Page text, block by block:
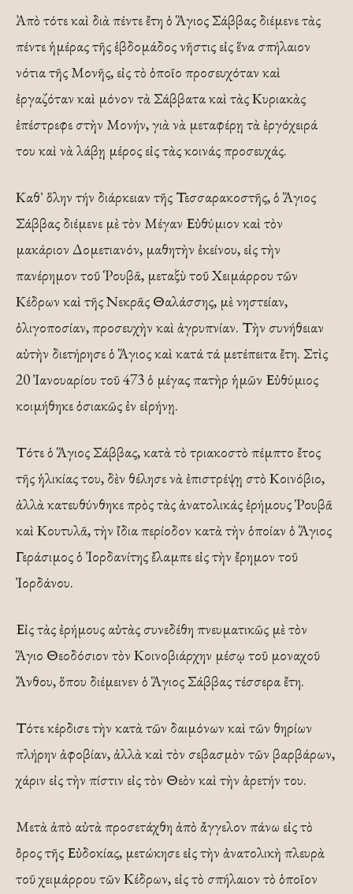
Ἀπὸ τότε καὶ διὰ πέντε ἔτη ὁ Ἅγιος Σάββας διέμενε τὰς
πέντε ἡμέρας τῆς ἑβδομάδος νῆστις εἰς ἕνα σπήλαιον
νότια τῆς Μονῆς, εἰς τὸ ὁποῖο προσευχόταν καὶ
ἐργαζόταν καὶ μόνον τὰ Σάββατα καὶ τὰς Κυριακὰς
ἐπέστρεφε στὴν Μονήν, γιὰ νὰ μεταφέρῃ τὰ ἐργόχειρά
του καὶ νὰ λάβῃ μέρος εἰς τὰς κοινάς προσευχάς.
Καθ᾿ ὅλην τήν διάρκειαν τῆς Τεσσαρακοστῆς, ὁ Ἅγιος
Σάββας διέμενε μὲ τὸν Μέγαν Εὐθύμιον καὶ τὸν
μακάριον Δομετιανόν, μαθητὴν ἐκείνου, εἰς τὴν
πανέρημον τοῦ Ῥουβᾶ, μεταξὺ τοῦ Χειμάρρου τῶν
Κέδρων καὶ τῆς Νεκρᾶς Θαλάσσης, μὲ νηστείαν,
ὀλιγοποσίαν, προσευχὴν καὶ ἀγρυπνίαν. Τὴν συνήθειαν
αὐτὴν διετήρησε ὁ Ἅγιος καὶ κατά τά μετέπειτα ἔτη. Στὶς
20 Ἰανουαρίου τοῦ 473 ὁ μέγας πατὴρ ἡμῶν Εὐθύμιος
κοιμήθηκε ὁσιακῶς ἐν εἰρήνῃ.
Τότε ὁ Ἅγιος Σάββας, κατὰ τὸ τριακοστὸ πέμπτο ἔτος
τῆς ἡλικίας του, δὲν θέλησε νὰ ἐπιστρέψῃ στὸ Κοινόβιο,
ἀλλὰ κατευθύνθηκε πρὸς τὰς ἀνατολικάς ἐρήμους Ῥουβᾶ
καὶ Κουτυλᾶ, τὴν ἴδια περίοδον κατὰ τὴν ὁποίαν ὁ Ἅγιος
Γεράσιμος ὁ Ἰορδανίτης ἔλαμπε εἰς τὴν ἔρημον τοῦ
Ἰορδάνου.
Εἰς τὰς ἐρήμους αὐτὰς συνεδέθη πνευματικῶς μὲ τὸν
Ἅγιο Θεοδόσιον τὸν Κοινοβιάρχην μέσῳ τοῦ μοναχοῦ
Ἄνθου, ὅπου διέμεινεν ὁ Ἅγιος Σάββας τέσσερα ἔτη.
Τότε κέρδισε τὴν κατὰ τῶν δαιμόνων καὶ τῶν θηρίων
πλήρην ἀφοβίαν, ἀλλὰ καὶ τὸν σεβασμὸν τῶν βαρβάρων,
χάριν εἰς τὴν πίστιν εἰς τὸν Θεὸν καὶ τὴν ἀρετήν του.
Μετὰ ἀπὸ αὐτὰ προσετάχθη ἀπὸ ἄγγελον πάνω εἰς τὸ
ὂρος τῆς Εὐδοκίας, μετώκησε εἰς τὴν ἀνατολικὴ πλευρὰ
τοῦ χειμάρρου τῶν Κέδρων, εἰς τὸ σπήλαιον τὸ ὁποῖον